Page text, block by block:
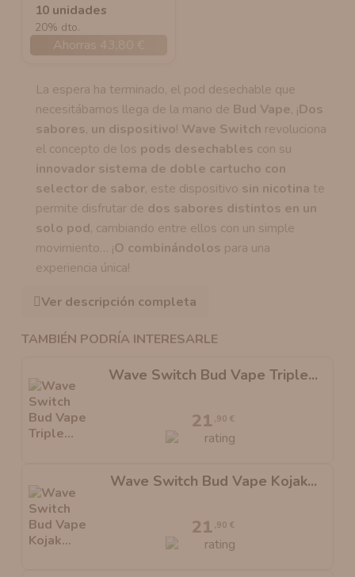
10 unidades
20% dto.
Ahorras 43,80 €
La espera ha terminado, el pod desechable que
necesitábamos llega de la mano de Bud Vape, ¡Dos
sabores, un dispositivo! Wave Switch revoluciona
el concepto de los pods desechables con su
innovador sistema de doble cartucho con
selector de sabor, este dispositivo sin nicotina te
permite disfrutar de dos sabores distintos en un
solo pod, cambiando entre ellos con un simple
movimiento… ¡O combinándolos para una
experiencia única!
Ver descripción completa
TAMBIÉN PODRÍA INTERESARLE
Wave Switch Bud Vape Triple...
21 ,90 €
Wave Switch Bud Vape Kojak...
21 ,90 €